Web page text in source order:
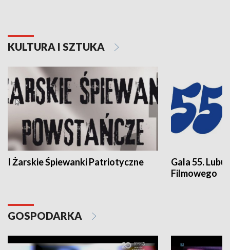
KULTURA I SZTUKA
I Żarskie Śpiewanki Patriotyczne
Gala 55.
Filmowego
GOSPODARKA